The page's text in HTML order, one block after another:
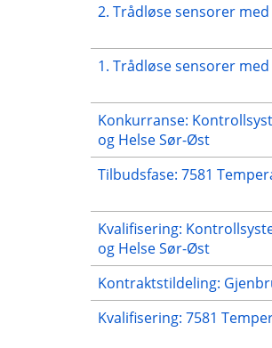
2. Trådløse sensorer
1. Trådløse sensorer
Konkurranse:
og Helse Sør-Øst
Tilbudsfase: 7581
Kvalifisering:
og Helse Sør-Øst
Kontraktstildeling:
Kvalifisering: 7581